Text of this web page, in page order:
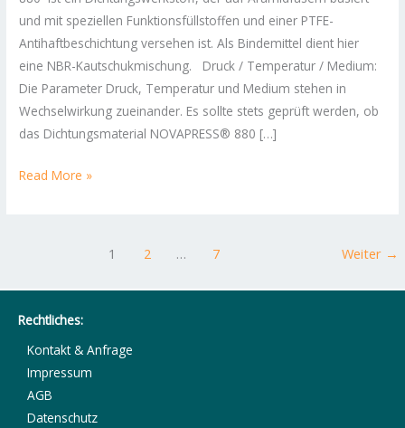
und mit speziellen Funktionsfüllstoffen und einer PTFE-
Antihaftbeschichtung versehen ist. Als Bindemittel dient hier
eine NBR-Kautschukmischung. Druck / Temperatur / Medium:
Die Parameter Druck, Temperatur und Medium stehen in
Wechselwirkung zueinander. Es sollte stets geprüft werden, ob
das Dichtungsmaterial NOVAPRESS® 880 […]
Read More »
1 2 … 7 Weiter →
Rechtliches:
Kontakt & Anfrage
Impressum
AGB
Datenschutz